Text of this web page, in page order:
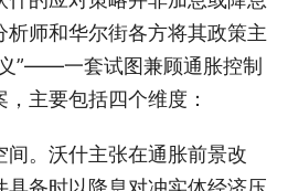
析师和华尔街各方将其政策主
”——一套试图兼顾通胀控制
主要包括四个维度：
。沃什主张在通胀前景改